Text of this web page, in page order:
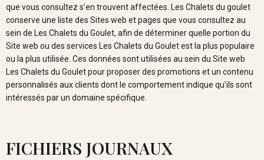
que vous consultez s’en trouvent affectées. Les Chalets du goulet
conserve une liste des Sites web et pages que vous consultez au
sein de Les Chalets du Goulet, afin de déterminer quelle portion du
Site web ou des services Les Chalets du Goulet est la plus populaire
ou la plus utilisée. Ces données sont utilisées au sein du Site web
Les Chalets du Goulet pour proposer des promotions et un contenu
personnalisés aux clients dont le comportement indique qu’ils sont
intéressés par un domaine spécifique.
FICHIERS JOURNAUX